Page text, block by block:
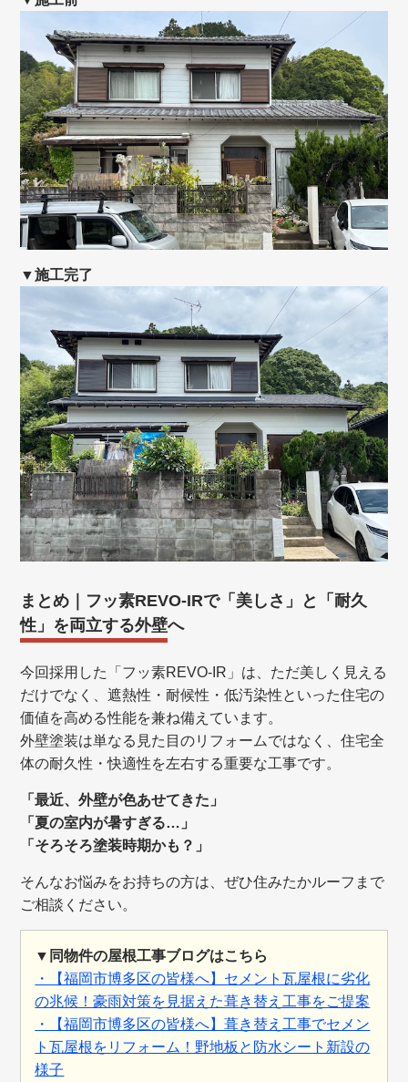
▼施工完了
まとめ｜フッ素REVO-IRで「美しさ」と「耐久
性」を両立する外壁へ
今回採用した「フッ素REVO-IR」は、ただ美しく見える
だけでなく、遮熱性・耐候性・低汚染性といった住宅の
価値を高める性能を兼ね備えています。
外壁塗装は単なる見た目のリフォームではなく、住宅全
体の耐久性・快適性を左右する重要な工事です。
「最近、外壁が色あせてきた」
「夏の室内が暑すぎる…」
「そろそろ塗装時期かも？」
そんなお悩みをお持ちの方は、ぜひ住みたかルーフまで
ご相談ください。
▼同物件の屋根工事ブログはこちら
・【福岡市博多区の皆様へ】セメント瓦屋根に劣化
の兆候！豪雨対策を見据えた葺き替え工事をご提案
・【福岡市博多区の皆様へ】葺き替え工事でセメン
ト瓦屋根をリフォーム！野地板と防水シート新設の
様子